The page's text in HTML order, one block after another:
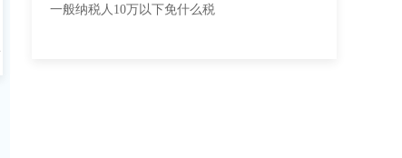
一般纳税人10万以下免什么税